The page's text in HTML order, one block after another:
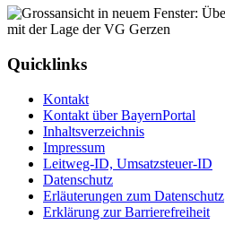
Quicklinks
Kontakt
Kontakt über BayernPortal
Inhaltsverzeichnis
Impressum
Leitweg-ID, Umsatzsteuer-ID
Datenschutz
Erläuterungen zum Datenschutz
Erklärung zur Barrierefreiheit